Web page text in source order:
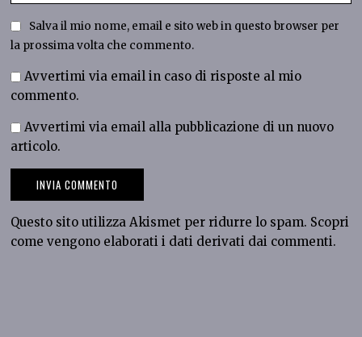
Salva il mio nome, email e sito web in questo browser per
la prossima volta che commento.
Avvertimi via email in caso di risposte al mio
commento.
Avvertimi via email alla pubblicazione di un nuovo
articolo.
Questo sito utilizza Akismet per ridurre lo spam. Scopri
come vengono elaborati i dati derivati dai commenti.